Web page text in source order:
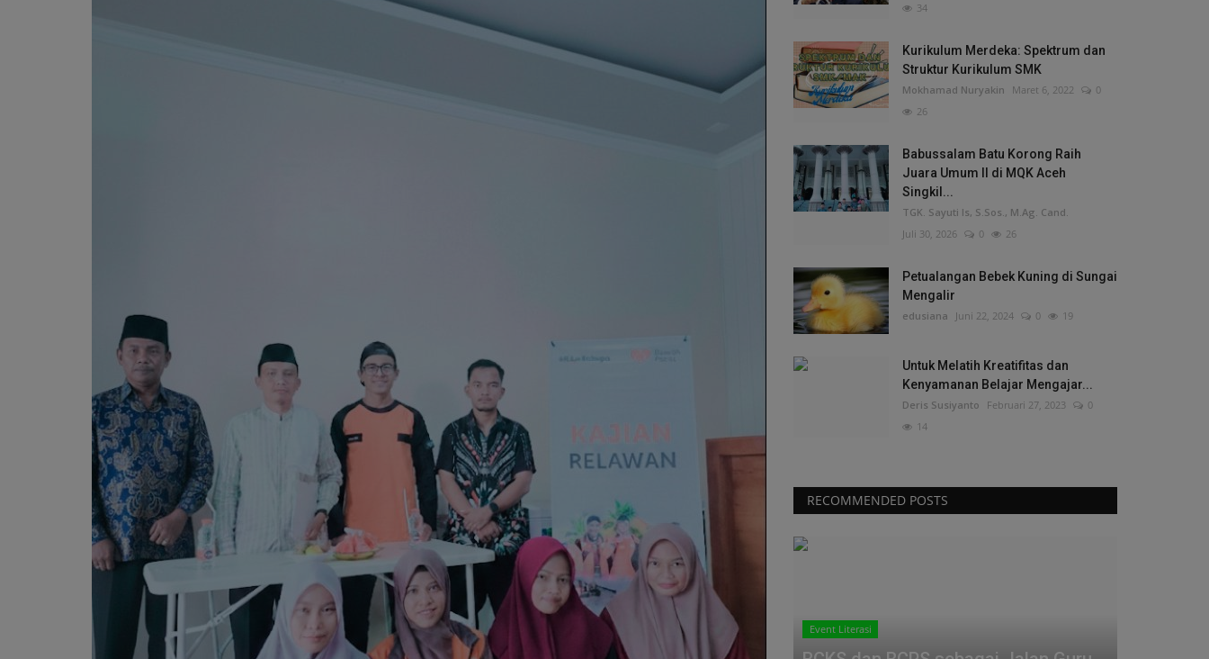
34
Kurikulum Merdeka: Spektrum dan
Struktur Kurikulum SMK
Mokhamad Nuryakin Maret 6, 2022
0
26
Babussalam Batu Korong Raih
Juara Umum II di MQK Aceh
Singkil...
TGK. Sayuti Is, S.Sos., M.Ag. Cand.
Juli 30, 2026
0 26
Petualangan Bebek Kuning di Sungai
Mengalir
edusiana Juni 22, 2024 0 19
Untuk Melatih Kreatifitas dan
Kenyamanan Belajar Mengajar...
Deris Susiyanto Februari 27, 2023
0
14
RECOMMENDED POSTS
Event Literasi